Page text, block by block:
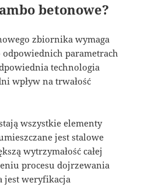
betonowe?
zbiornika wymaga
parametrach
technologia
wpływ na trwałość
wszystkie elementy
jest stalowe
wytrzymałość całej
procesu dojrzewania
jest weryfikacja